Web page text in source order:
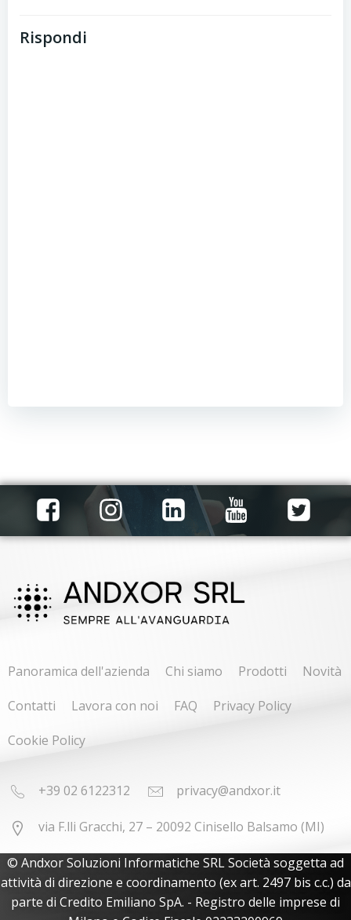
Rispondi
Panoramica dell'azienda Chi siamo Prodotti
Novità
Contatti
Lavora con noi FAQ
Privacy Policy
Cookie Policy
+39 02 6122312 privacy@andxor.it
via F.lli Gracchi, 27 – 20092 Cinisello Balsamo (MI)
© Andxor Soluzioni Informatiche SRL Società soggetta ad
attività di direzione e coordinamento (ex art. 2497 bis c.c.) da
parte di Credito Emiliano SpA. - Registro delle imprese di